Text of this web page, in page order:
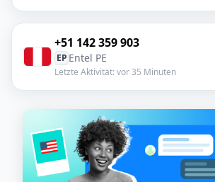
+51 142 359 903
EP Entel PE
Letzte Aktivität: vor 35 Minuten